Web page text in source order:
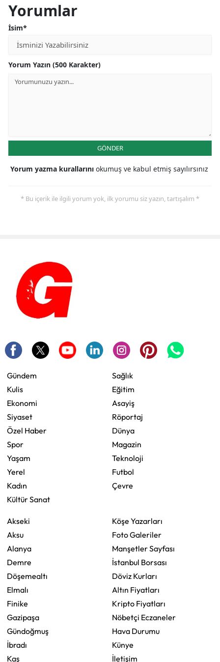
Yorumlar
İsim*
Yorum Yazın (500 Karakter)
GÖNDER
Yorum yazma kurallarını okumuş ve kabul etmiş sayılırsınız
* Bu içerik ile ilgili yorum yok, ilk yorumu siz yazın, tartışalım *
Gündem
Kulis
Ekonomi
Siyaset
Özel Haber
Spor
Yaşam
Yerel
Kadın
Kültür Sanat
Sağlık
Eğitim
Asayiş
Röportaj
Dünya
Magazin
Teknoloji
Futbol
Çevre
Akseki
Aksu
Alanya
Demre
Döşemealtı
Elmalı
Finike
Gazipaşa
Gündoğmuş
İbradı
Kaş
Köşe Yazarları
Foto Galeriler
Manşetler Sayfası
İstanbul Borsası
Döviz Kurları
Altın Fiyatları
Kripto Fiyatları
Nöbetçi Eczaneler
Hava Durumu
Künye
İletişim